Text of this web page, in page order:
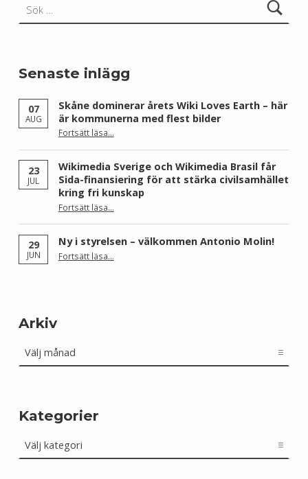
Senaste inlägg
07
AUG
Skåne dominerar årets Wiki Loves Earth – här
är kommunerna med flest bilder
Fortsätt läsa“Skåne dominerar årets Wiki Loves Earth – här är kommunerna med flest bilder”
…
23
JUL
Wikimedia Sverige och Wikimedia Brasil får
Sida-finansiering för att stärka civilsamhället
kring fri kunskap
Fortsätt läsa“Wikimedia Sverige och Wikimedia Brasil får Sida-finansiering för att stärka civilsamhället kring fri kunskap”
…
29
JUN
Ny i styrelsen – välkommen Antonio Molin!
Fortsätt läsa“Ny i styrelsen – välkommen Antonio Molin!”
…
Arkiv
Kategorier